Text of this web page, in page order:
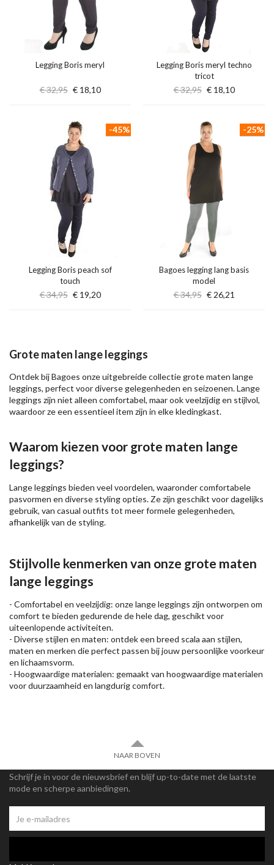
Legging Boris meryl
€ 32,95 € 18,10
Legging Boris meryl techno
tricot
€ 32,95 € 18,10
Legging Boris peach sof
touch
€ 34,95 € 19,20
-45%
Bagoes legging lang basis
model
€ 34,95 € 26,21
-25%
Grote maten lange leggings
Ontdek bij Bagoes onze uitgebreide collectie grote maten lange
leggings, perfect voor diverse gelegenheden en seizoenen. Lange
leggings zijn niet alleen comfortabel, maar ook veelzijdig en stijlvol,
waardoor ze een essentieel item zijn in elke kledingkast.
Waarom kiezen voor grote maten lange
leggings?
Lange leggings bieden veel voordelen, waaronder comfortabele
pasvormen en diverse styling opties. Ze zijn geschikt voor dagelijks
gebruik, van casual outfits tot meer formele gelegenheden,
afhankelijk van de styling.
Stijlvolle kenmerken van onze grote maten
lange leggings
- Comfortabel en veelzijdig: onze lange leggings zijn ontworpen om
comfort te bieden gedurende de hele dag, geschikt voor
uiteenlopende activiteiten.
- Diverse stijlen en maten: ontdek een breed scala aan stijlen,
maten en merken die perfect passen bij jouw persoonlijke voorkeur
en lichaamsvorm.
- Hoogwaardige materialen: gemaakt van hoogwaardige materialen
voor duurzaamheid en langdurig comfort.
NAAR BOVEN
Schrijf je in voor de nieuwsbrief en blijf up-to-date met de laatste
mode en scherpe aanbiedingen.